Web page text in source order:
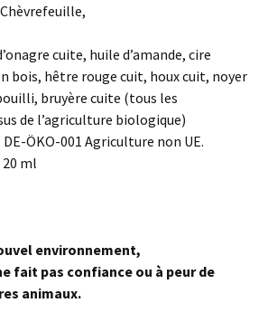
cuite, huile d’amande, cire
bois, hêtre rouge cuit, houx cuit, noyer
bruyère cuite (tous les
de l’agriculture biologique)
ÖKO-001 Agriculture non UE.
20 ml
environnement,
fait pas confiance ou à peur de
animaux.